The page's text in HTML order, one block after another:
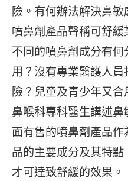
險。有何辦法解決鼻
噴鼻劑產品聲稱可舒
不同的噴鼻劑成分有
用？沒有專業醫護人
險？兒童及青少年又
鼻喉科專科醫生講述
面有售的噴鼻劑產品
品的主要成分及其特
才可達致舒緩的效果。